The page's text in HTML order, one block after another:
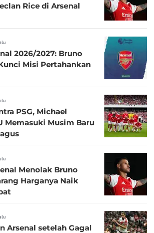
Rice di Arsenal
2026/2027: Bruno
Misi Pertahankan
PSG, Michael
Memasuki Musim Baru
Menolak Bruno
Harganya Naik
Arsenal setelah Gagal